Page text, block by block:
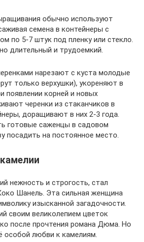
обычно используют
семена в контейнеры с
по 5-7 штук под пленку или стекло.
длительный и трудоемкий.
нарезают с куста молодые
только верхушки), укореняют в
появлении корней и новых
черенки из стаканчиков в
доращивают в них 2-3 года.
готовые саженцы в садовом
посадить на постоянное место.
нежность и строгость, стал
Шанель. Эта сильная женщина
изысканной загадочности.
своим великолепием цветок
после прочтения романа Дюма. Но
особой любви к камелиям.